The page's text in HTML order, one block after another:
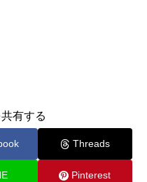
有する
Threads
Pinterest